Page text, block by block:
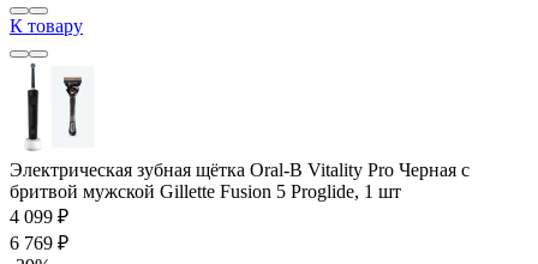
К товару
Электрическая зубная щётка Oral-B Vitality Pro Черная с
бритвой мужской Gillette Fusion 5 Proglide, 1 шт
4 099 ₽
6 769 ₽